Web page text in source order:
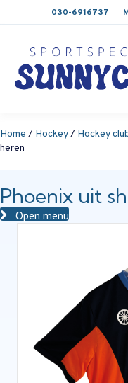
030-6916737
Home / Hockey/ Hockey
heren
Phoenix uit
Open menu